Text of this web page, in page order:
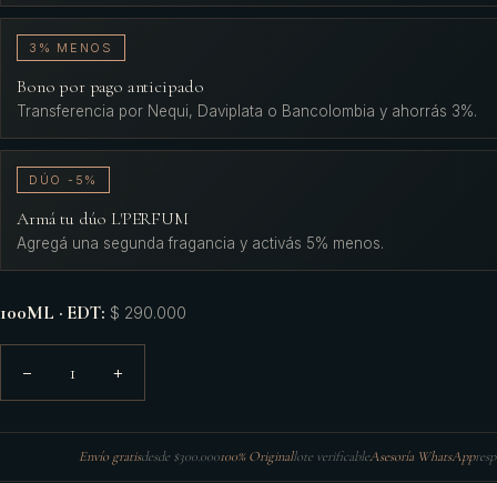
3% MENOS
Bono por pago anticipado
Transferencia por Nequi, Daviplata o Bancolombia y ahorrás 3%.
DÚO -5%
Armá tu dúo L'PERFUM
Agregá una segunda fragancia y activás 5% menos.
100ML · EDT: $ 290.000
− 1 +
Envío gratisdesde $300.000100% Originallote verificableAsesoría WhatsApp